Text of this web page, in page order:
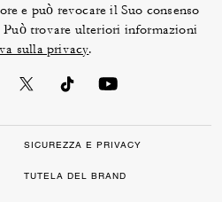
e può revocare il Suo consenso
Può trovare ulteriori informazioni
sulla privacy.
SICUREZZA E PRIVACY
TUTELA DEL BRAND